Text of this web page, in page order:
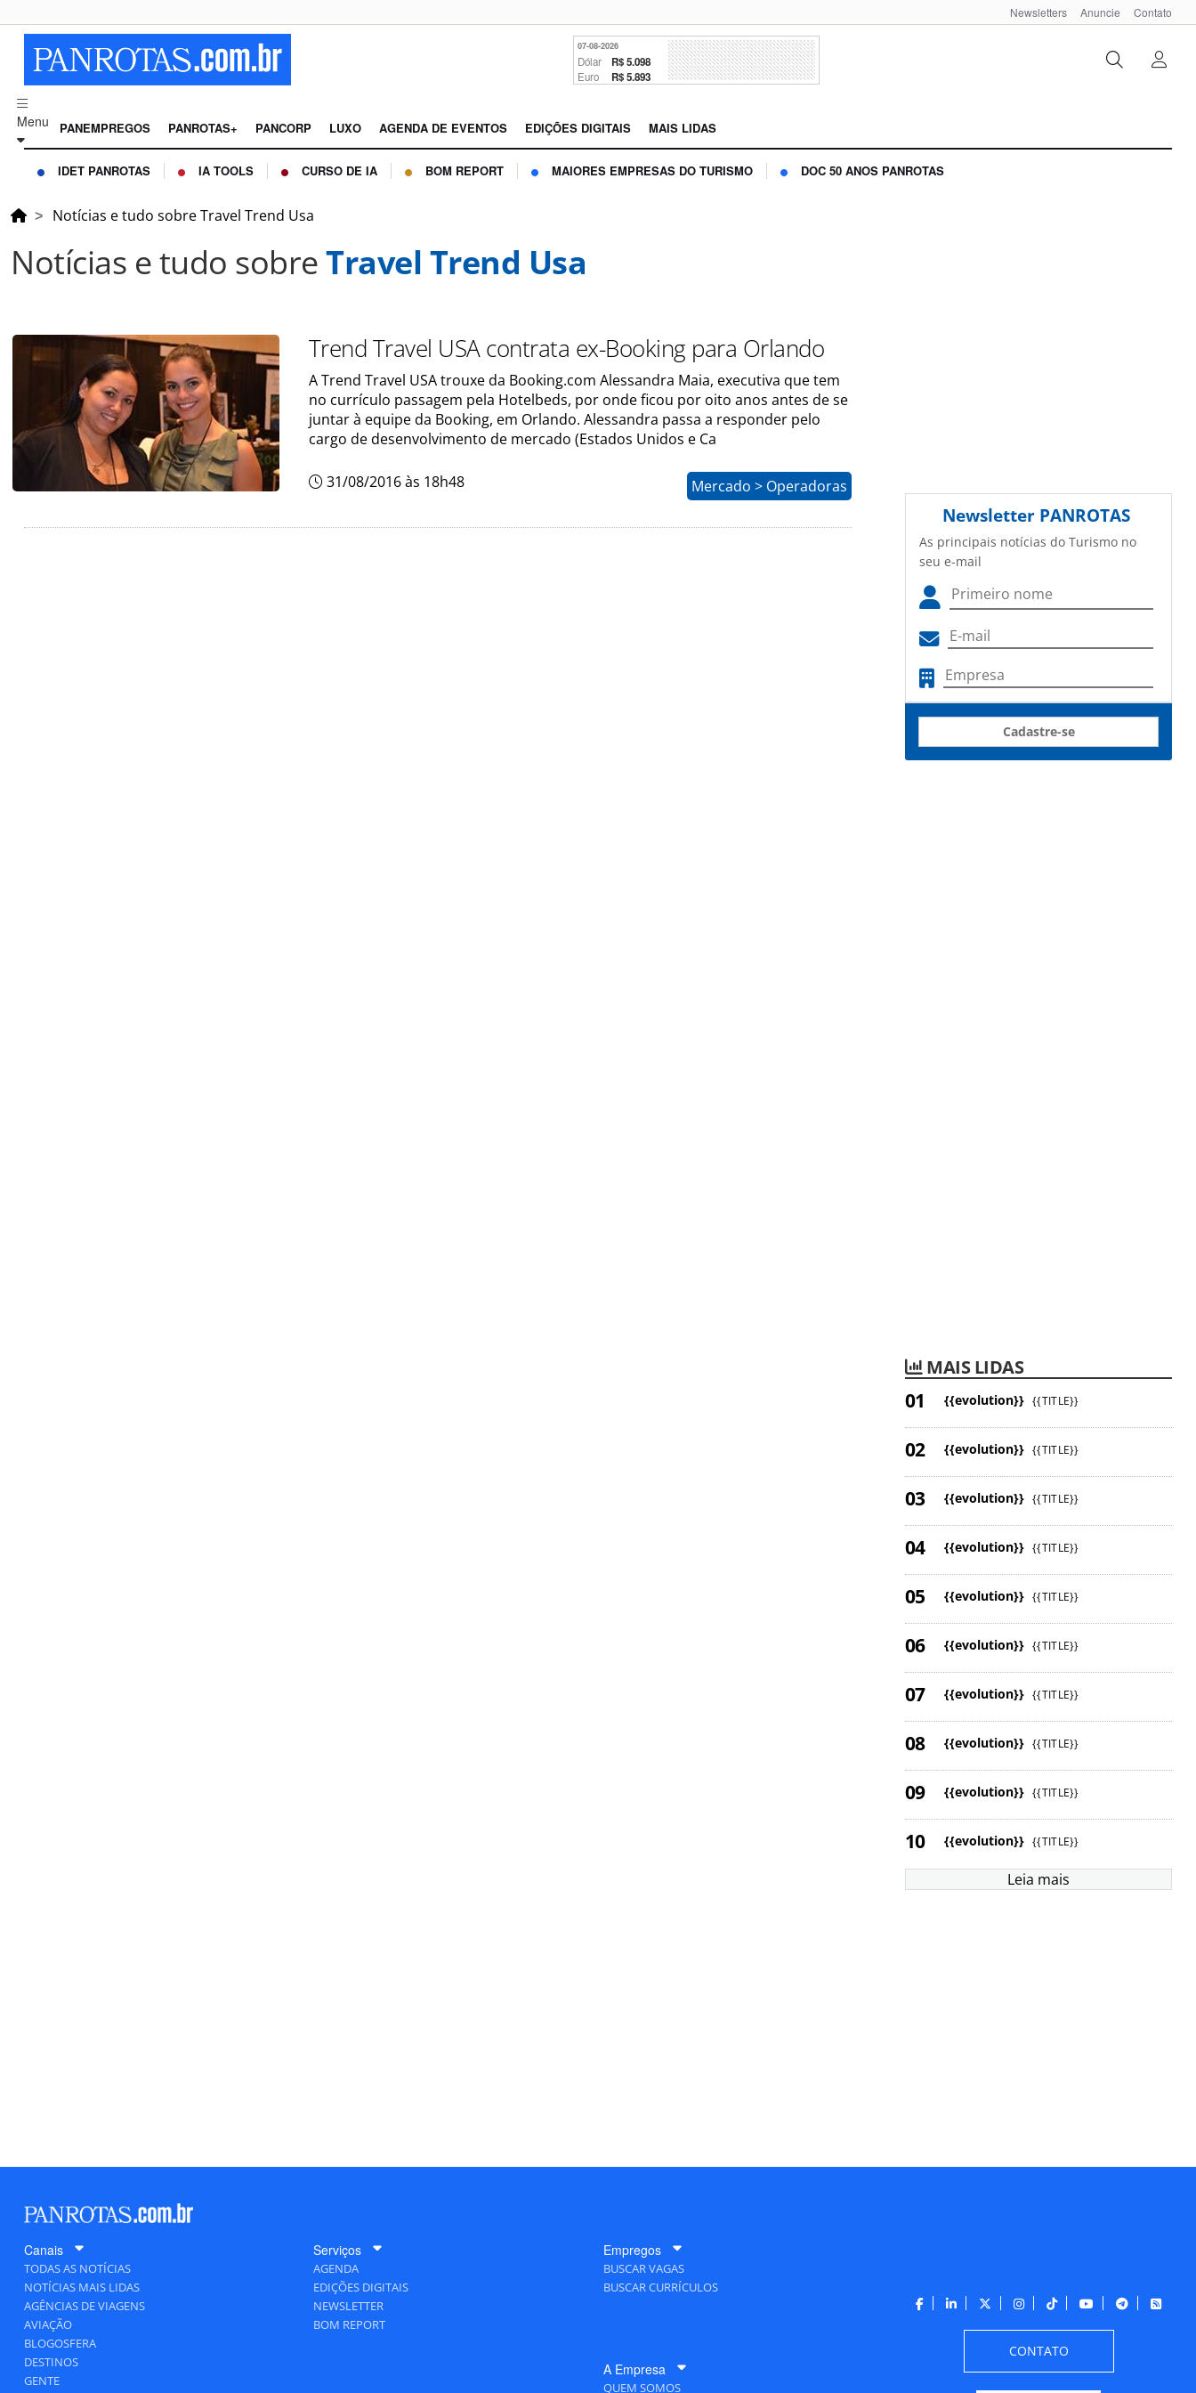
Newsletters Anuncie Contato
07-08-2026
Dólar R$ 5.098
Euro R$ 5.893
Menu PANEMPREGOS PANROTAS+ PANCORP LUXO AGENDA DE EVENTOS EDIÇÕES DIGITAIS MAIS LIDAS
IDET PANROTAS IA TOOLS CURSO DE IA BOM REPORT MAIORES EMPRESAS DO TURISMO DOC 50 ANOS PANROTAS
Notícias e tudo sobre Travel Trend Usa
Notícias e tudo sobreTravel Trend Usa
Trend Travel USA contrata ex-Booking para Orlando
A Trend Travel USA trouxe da Booking.com Alessandra Maia, executiva que tem
no currículo passagem pela Hotelbeds, por onde ficou por oito anos antes de se
juntar à equipe da Booking, em Orlando. Alessandra passa a responder pelo
cargo de desenvolvimento de mercado (Estados Unidos e Ca
31/08/2016 às 18h48 Mercado > Operadoras
Newsletter PANROTAS
As principais notícias do Turismo no
seu e-mail
Cadastre-se
MAIS LIDAS
{{evolution}} {{TITLE}}
{{evolution}} {{TITLE}}
{{evolution}} {{TITLE}}
{{evolution}} {{TITLE}}
{{evolution}} {{TITLE}}
{{evolution}} {{TITLE}}
{{evolution}} {{TITLE}}
{{evolution}} {{TITLE}}
{{evolution}} {{TITLE}}
{{evolution}} {{TITLE}}
Leia mais
Canais
TODAS AS NOTÍCIAS
NOTÍCIAS MAIS LIDAS
AGÊNCIAS DE VIAGENS
AVIAÇÃO
BLOGOSFERA
DESTINOS
GENTE
Serviços
AGENDA
EDIÇÕES DIGITAIS
NEWSLETTER
BOM REPORT
Empregos
BUSCAR VAGAS
BUSCAR CURRÍCULOS
A Empresa
QUEM SOMOS
CONTATO